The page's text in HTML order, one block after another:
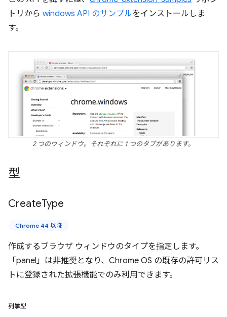
トリから windows API のサンプルをインストールしま
す。
2 つのウィンドウ。それぞれに 1 つのタブがあります。
型
CreateType
Chrome 44 以降
作成するブラウザ ウィンドウのタイプを指定します。
「panel」は非推奨となり、Chrome OS の既存の許可リス
トに登録された拡張機能でのみ利用できます。
列挙型